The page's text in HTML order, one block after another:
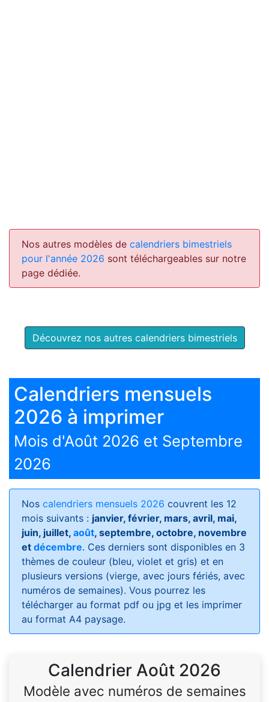
Nos autres modèles de calendriers bimestriels
pour l'année 2026 sont téléchargeables sur notre
page dédiée.
Découvrez nos autres calendriers bimestriels
Calendriers mensuels
2026 à imprimer
Mois d'Août 2026 et Septembre
2026
Nos calendriers mensuels 2026 couvrent les 12
mois suivants : janvier, février, mars, avril, mai,
juin, juillet, août, septembre, octobre, novembre
et décembre. Ces derniers sont disponibles en 3
thèmes de couleur (bleu, violet et gris) et en
plusieurs versions (vierge, avec jours fériés, avec
numéros de semaines). Vous pourrez les
télécharger au format pdf ou jpg et les imprimer
au format A4 paysage.
Calendrier Août 2026
Modèle avec numéros de semaines